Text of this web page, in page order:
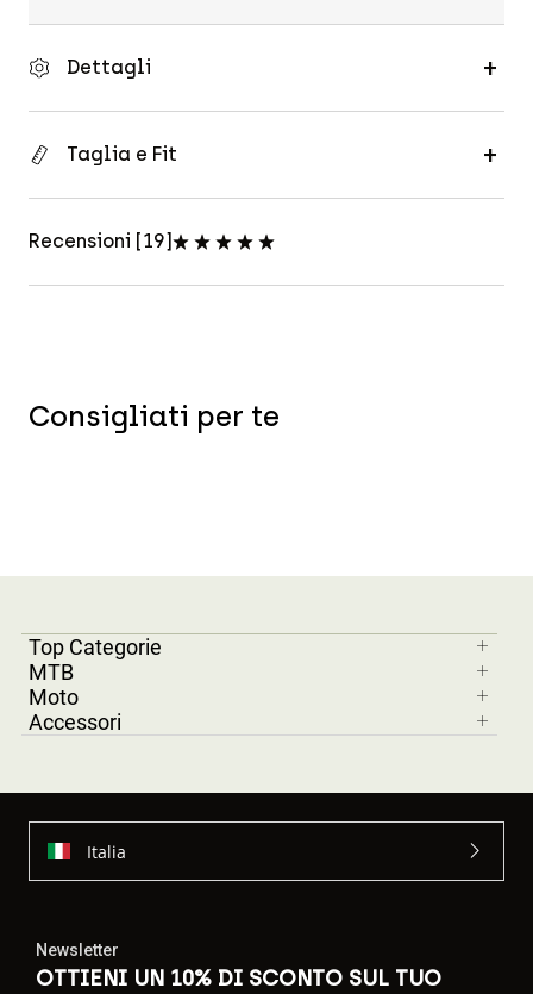
Dettagli
Taglia e Fit
Recensioni [19]
Consigliati per te
Top Categorie
MTB
Moto
Accessori
Italia
Newsletter
OTTIENI UN 10% DI SCONTO SUL TUO